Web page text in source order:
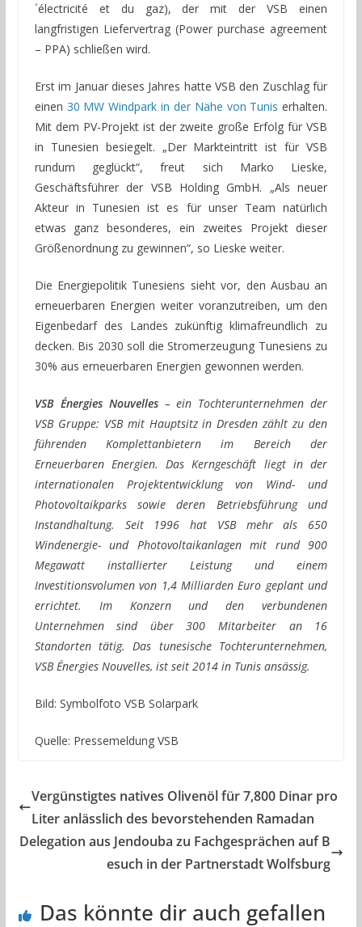
´électricité et du gaz), der mit der VSB einen
langfristigen Liefervertrag (Power purchase agreement
– PPA) schließen wird.
Erst im Januar dieses Jahres hatte VSB den Zuschlag für
einen 30 MW Windpark in der Nähe von Tunis erhalten.
Mit dem PV-Projekt ist der zweite große Erfolg für VSB
in Tunesien besiegelt. „Der Markteintritt ist für VSB
rundum geglückt“, freut sich Marko Lieske,
Geschäftsführer der VSB Holding GmbH. „Als neuer
Akteur in Tunesien ist es für unser Team natürlich
etwas ganz besonderes, ein zweites Projekt dieser
Größenordnung zu gewinnen“, so Lieske weiter.
Die Energiepolitik Tunesiens sieht vor, den Ausbau an
erneuerbaren Energien weiter voranzutreiben, um den
Eigenbedarf des Landes zukünftig klimafreundlich zu
decken. Bis 2030 soll die Stromerzeugung Tunesiens zu
30% aus erneuerbaren Energien gewonnen werden.
VSB Énergies Nouvelles– ein Tochterunternehmen der
VSB Gruppe: VSB mit Hauptsitz in Dresden zählt zu den
führenden Komplettanbietern im Bereich der
Erneuerbaren Energien. Das Kerngeschäft liegt in der
internationalen Projektentwicklung von Wind- und
Photovoltaikparks sowie deren Betriebsführung und
Instandhaltung. Seit 1996 hat VSB mehr als 650
Windenergie- und Photovoltaikanlagen mit rund 900
Megawatt installierter Leistung und einem
Investitionsvolumen von 1,4 Milliarden Euro geplant und
errichtet. Im Konzern und den verbundenen
Unternehmen sind über 300 Mitarbeiter an 16
Standorten tätig. Das tunesische Tochterunternehmen,
VSB Énergies Nouvelles, ist seit 2014 in Tunis ansässig.
Bild: Symbolfoto VSB Solarpark
Quelle: Pressemeldung VSB
Vergünstigtes natives Olivenöl für 7,800 Dinar pro
Liter anlässlich des bevorstehenden Ramadan
Delegation aus Jendouba zu Fachgesprächen auf B
esuch in der Partnerstadt Wolfsburg
Das könnte dir auch gefallen